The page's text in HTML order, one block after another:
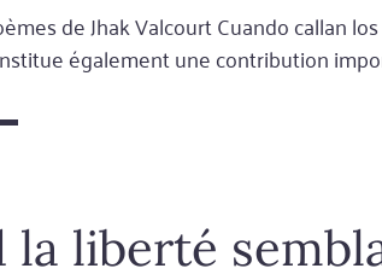
de Jhak Valcourt Cuando callan
également une contribution
la liberté